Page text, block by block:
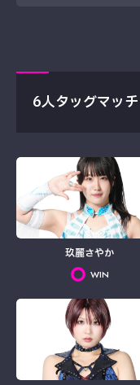
6人タッグマッチ
玖麗さやか
WIN